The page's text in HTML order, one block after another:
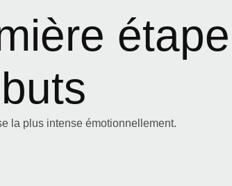
la plus intense émotionnellement.